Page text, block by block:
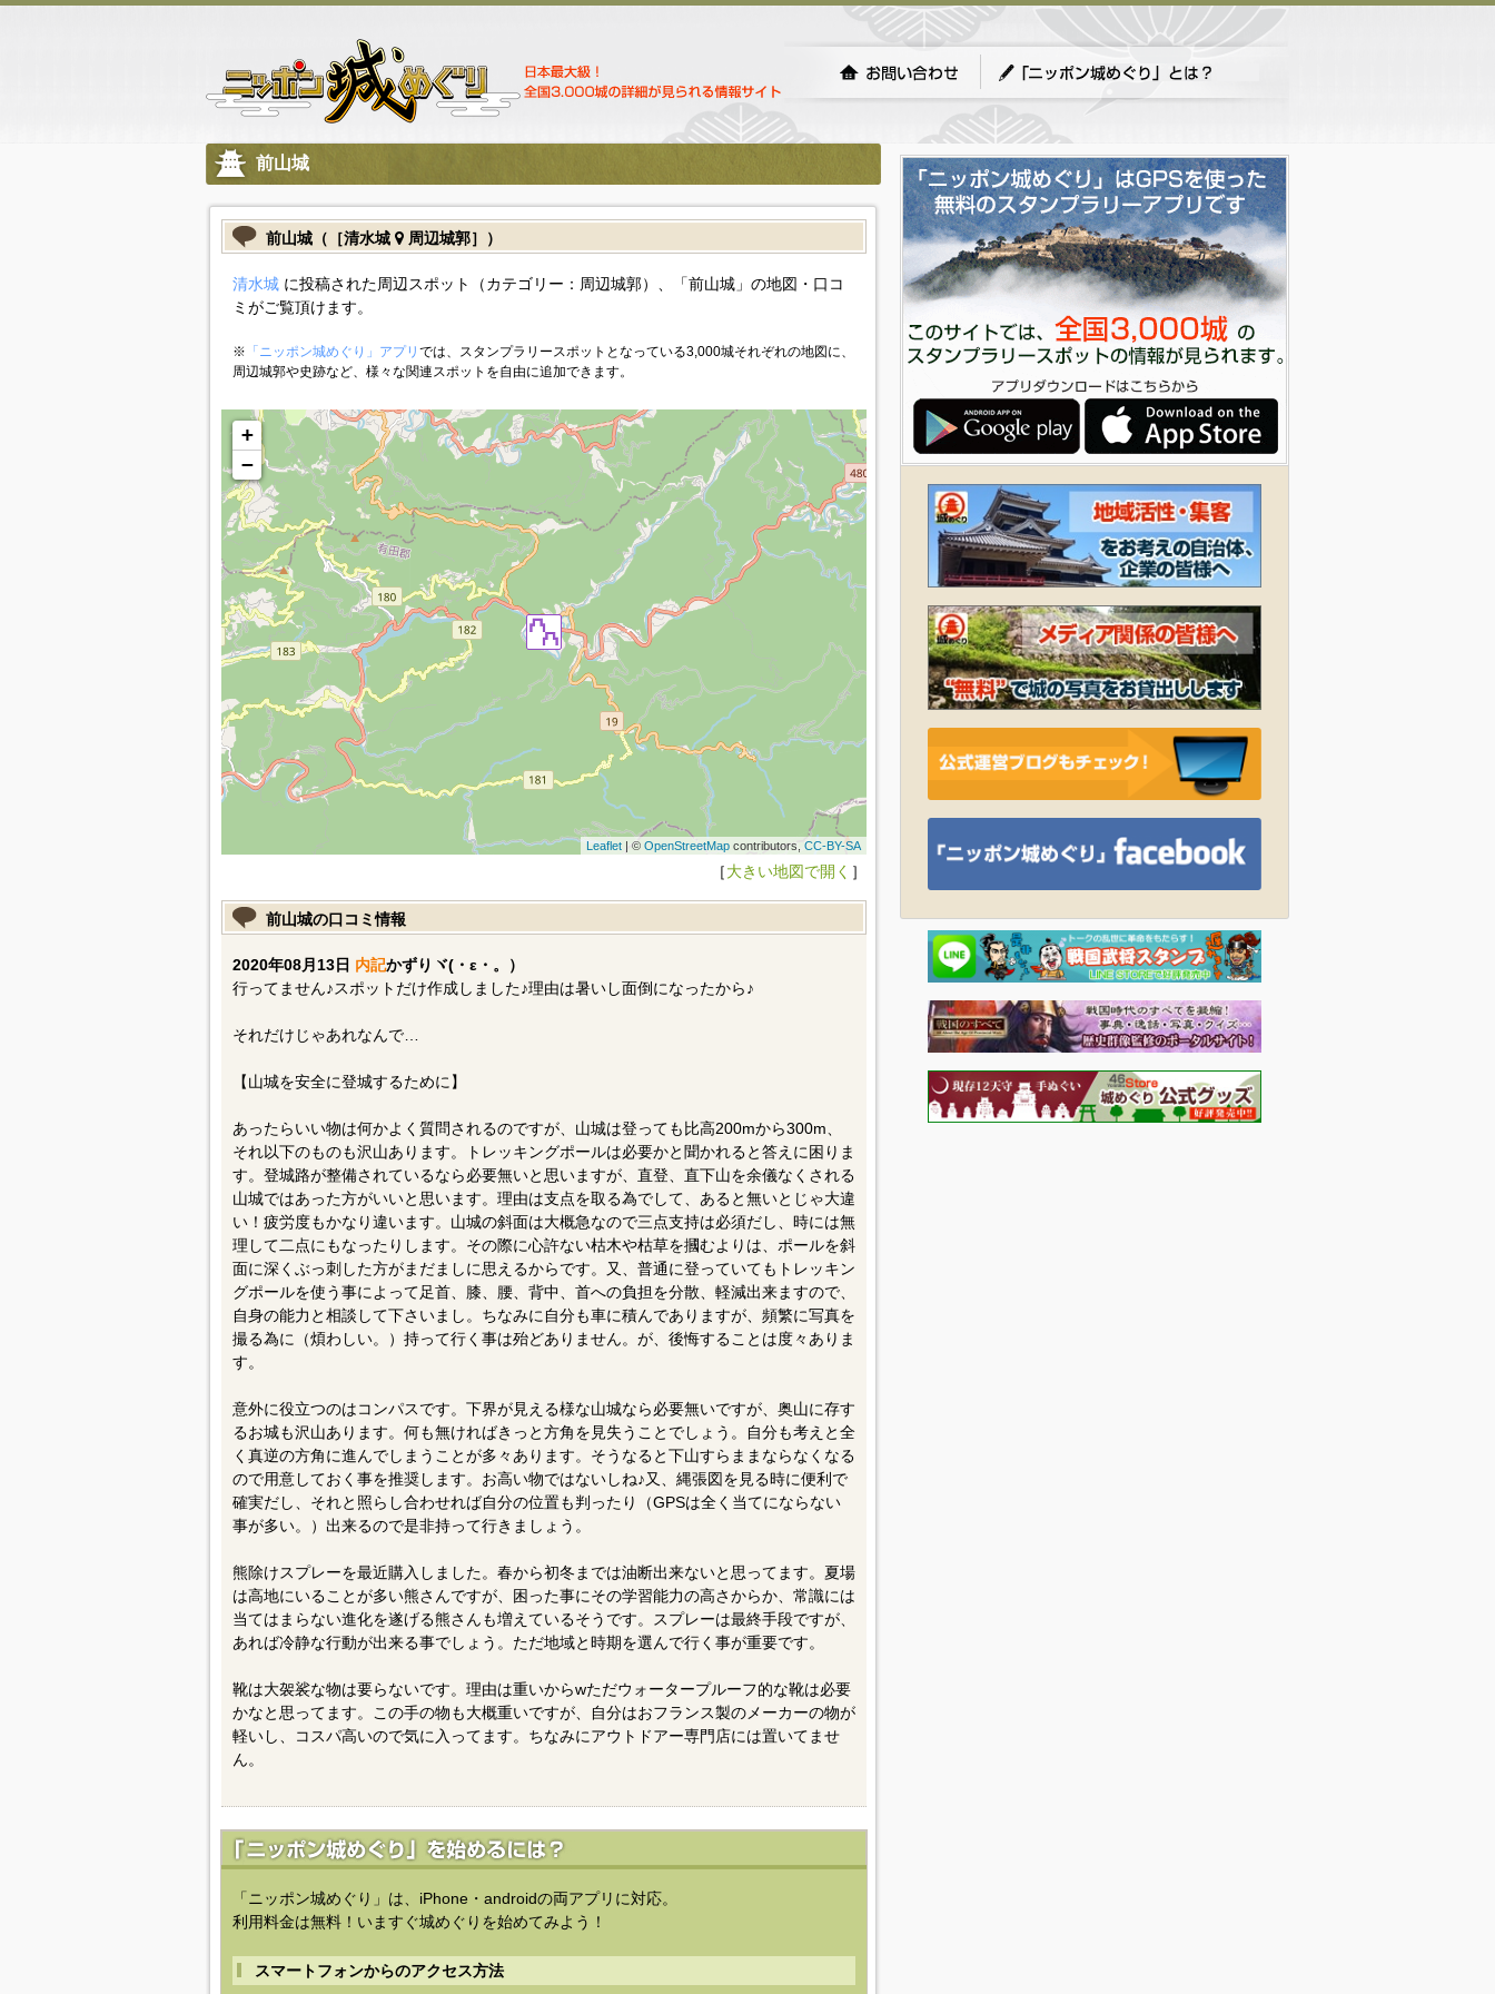
前山城
前山城（［清水城 周辺城郭］）
清水城に投稿された周辺スポット（カテゴリー：周辺城郭）、「前山城」の地図・口コ
ミがご覧頂けます。
※ 「ニッポン城めぐり」アプリ では、スタンプラリースポットとなっている3,000城それぞれの地図に、
周辺城郭や史跡など、様々な関連スポットを自由に追加できます。
+
−
Leaflet| © OpenStreetMapcontributors, CC-BY-SA
［大きい地図で開く ］
前山城の口コミ情報
2020年08月13日 内記かずりヾ(・ε・。）
行ってません♪スポットだけ作成しました♪理由は暑いし面倒になったから♪
それだけじゃあれなんで…
【山城を安全に登城するために】
あったらいい物は何かよく質問されるのですが、山城は登っても比高200mから300m、
それ以下のものも沢山あります。トレッキングポールは必要かと聞かれると答えに困りま
す。登城路が整備されているなら必要無いと思いますが、直登、直下山を余儀なくされる
山城ではあった方がいいと思います。理由は支点を取る為でして、あると無いとじゃ大違
い！疲労度もかなり違います。山城の斜面は大概急なので三点支持は必須だし、時には無
理して二点にもなったりします。その際に心許ない枯木や枯草を摑むよりは、ポールを斜
面に深くぶっ刺した方がまだましに思えるからです。又、普通に登っていてもトレッキン
グポールを使う事によって足首、膝、腰、背中、首への負担を分散、軽減出来ますので、
自身の能力と相談して下さいまし。ちなみに自分も車に積んでありますが、頻繁に写真を
撮る為に（煩わしい。）持って行く事は殆どありません。が、後悔することは度々ありま
す。
意外に役立つのはコンパスです。下界が見える様な山城なら必要無いですが、奥山に存す
るお城も沢山あります。何も無ければきっと方角を見失うことでしょう。自分も考えと全
く真逆の方角に進んでしまうことが多々あります。そうなると下山すらままならなくなる
ので用意しておく事を推奨します。お高い物ではないしね♪又、縄張図を見る時に便利で
確実だし、それと照らし合わせれば自分の位置も判ったり（GPSは全く当てにならない
事が多い。）出来るので是非持って行きましょう。
熊除けスプレーを最近購入しました。春から初冬までは油断出来ないと思ってます。夏場
は高地にいることが多い熊さんですが、困った事にその学習能力の高さからか、常識には
当てはまらない進化を遂げる熊さんも増えているそうです。スプレーは最終手段ですが、
あれば冷静な行動が出来る事でしょう。ただ地域と時期を選んで行く事が重要です。
靴は大袈裟な物は要らないです。理由は重いからwただウォータープルーフ的な靴は必要
かなと思ってます。この手の物も大概重いですが、自分はおフランス製のメーカーの物が
軽いし、コスパ高いので気に入ってます。ちなみにアウトドアー専門店には置いてませ
ん。
「ニッポン城めぐり」は、iPhone・androidの両アプリに対応。
利用料金は無料！いますぐ城めぐりを始めてみよう！
スマートフォンからのアクセス方法